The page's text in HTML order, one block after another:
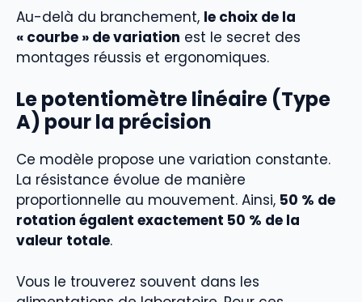
Au-delà du branchement, le choix de la
« courbe » de variation est le secret des
montages réussis et ergonomiques.
Le potentiomètre linéaire (Type
A) pour la précision
Ce modèle propose une variation constante.
La résistance évolue de manière
proportionnelle au mouvement. Ainsi, 50 % de
rotation égalent exactement 50 % de la
valeur totale.
Vous le trouverez souvent dans les